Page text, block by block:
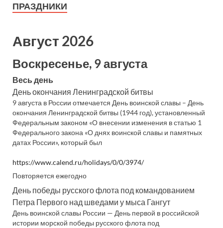
ПРАЗДНИКИ
Август 2026
Воскресенье, 9 августа
Весь день
День окончания Ленинградской битвы
9 августа в России отмечается День воинской славы – День
окончания Ленинградской битвы (1944 год), установленный
Федеральным законом «О внесении изменения в статью 1
Федерального закона «О днях воинской славы и памятных
датах России», который был
https://www.calend.ru/holidays/0/0/3974/
Повторяется ежегодно
День победы русского флота под командованием
Петра Первого над шведами у мыса Гангут
День воинской славы России — День первой в российской
истории морской победы русского флота под